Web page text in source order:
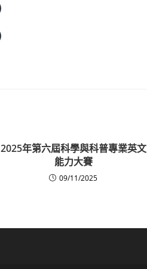
2025年第六屆科學與科普專業英文
能力大賽
09/11/2025